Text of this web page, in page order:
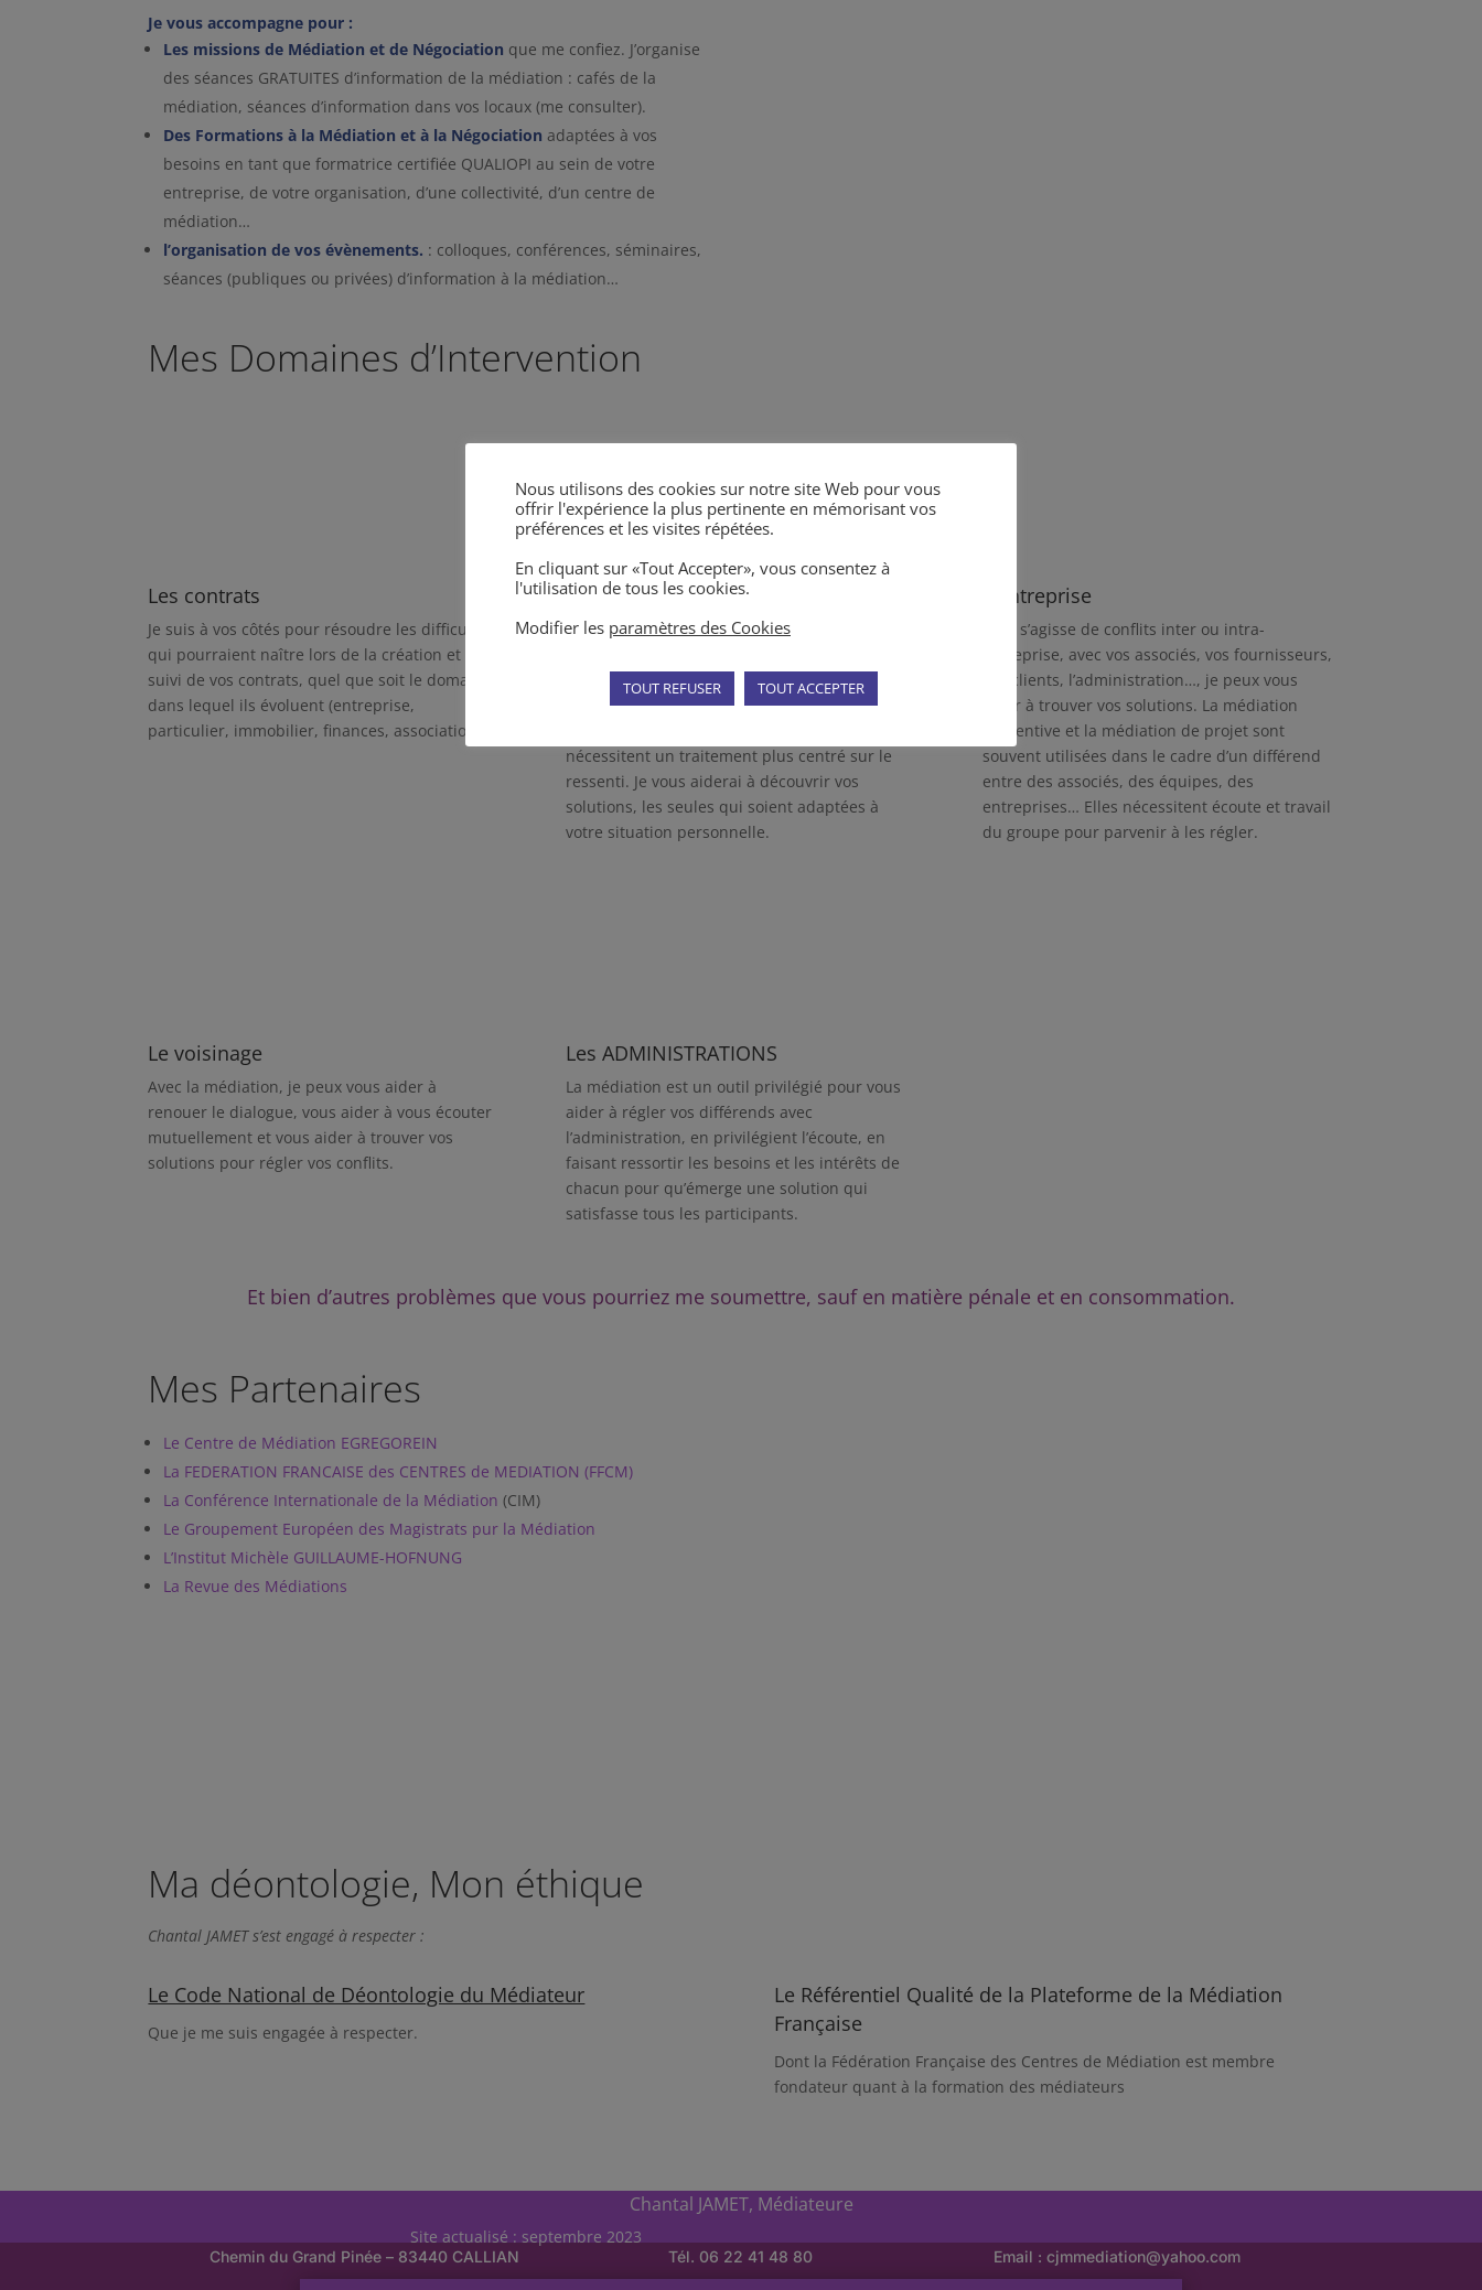
Je vous accompagne pour :
Les missions de Médiation et de Négociation que me confiez. J’organise
des séances GRATUITES d’information de la médiation : cafés de la
médiation, séances d’information dans vos locaux (me consulter).
Des Formations à la Médiation et à la Négociation adaptées à vos
besoins en tant que formatrice certifiée QUALIOPI au sein de votre
entreprise, de votre organisation, d’une collectivité, d’un centre de
médiation…
l’organisation de vos évènements. : colloques, conférences, séminaires,
séances (publiques ou privées) d’information à la médiation…
Mes Domaines d’Intervention
Les contrats
Je suis à vos côtés pour résoudre les difficultés
qui pourraient naître lors de la création et du
suivi de vos contrats, quel que soit le domaine
dans lequel ils évoluent (entreprise,
particulier, immobilier, finances, associations).
La famille
Les conflits familiaux, qu’ils concernent le
relations inter-générationnelles, les
successions, sont parmi ceux qui ont
nécessitent un traitement plus centré sur le
ressenti. Je vous aiderai à découvrir vos
solutions, les seules qui soient adaptées à
votre situation personnelle.
L'entreprise
Qu’il s’agisse de conflits inter ou intra-
entreprise, avec vos associés, vos fournisseurs,
vos clients, l’administration…, je peux vous
aider à trouver vos solutions. La médiation
préventive et la médiation de projet sont
souvent utilisées dans le cadre d’un différend
entre des associés, des équipes, des
entreprises… Elles nécessitent écoute et travail
du groupe pour parvenir à les régler.
Le voisinage
Avec la médiation, je peux vous aider à
renouer le dialogue, vous aider à vous écouter
mutuellement et vous aider à trouver vos
solutions pour régler vos conflits.
Les ADMINISTRATIONS
La médiation est un outil privilégié pour vous
aider à régler vos différends avec
l’administration, en privilégient l’écoute, en
faisant ressortir les besoins et les intérêts de
chacun pour qu’émerge une solution qui
satisfasse tous les participants.
Et bien d’autres problèmes que vous pourriez me soumettre, sauf en matière pénale et en consommation.
Mes Partenaires
Le Centre de Médiation EGREGOREIN
La FEDERATION FRANCAISE des CENTRES de MEDIATION (FFCM)
La Conférence Internationale de la Médiation (CIM)
Le Groupement Européen des Magistrats pur la Médiation
L’Institut Michèle GUILLAUME-HOFNUNG
La Revue des Médiations
Ma déontologie, Mon éthique
Chantal JAMET s’est engagé à respecter :​
Le Code National de Déontologie du Médiateur
Que je me suis engagée à respecter.
Le Référentiel Qualité de la Plateforme de la Médiation
Française
Dont la Fédération Française des Centres de Médiation est membre
fondateur quant à la formation des médiateurs
Chantal JAMET, Médiateure
Site actualisé : septembre 2023
Chemin du Grand Pinée – 83440 CALLIAN Tél. 06 22 41 48 80 Email :cjmmediation@yahoo.com
Nous utilisons des cookies sur notre site Web pour vous
offrir l'expérience la plus pertinente en mémorisant vos
préférences et les visites répétées.
En cliquant sur «Tout Accepter», vous consentez à
l'utilisation de tous les cookies.
Modifier les paramètres des Cookies
TOUT REFUSER TOUT ACCEPTER